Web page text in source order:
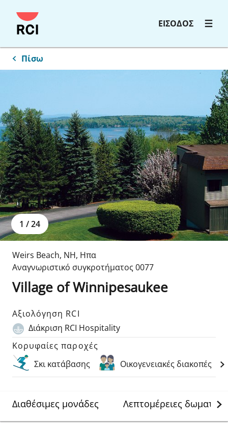
ΕΙΣΟΔΟΣ
Πίσω
1 /24
Weirs Beach, NH, Ηπα
Αναγνωριστικό συγκροτήματος0077
Village of Winnipesaukee
Αξιολόγηση RCI
Διάκριση RCI Hospitality
Κορυφαίες παροχές
Σκι κατάβασης
Οικογενειακές διακοπές
Διαθέσιμες μονάδες Λεπτομέρειες δωματίου